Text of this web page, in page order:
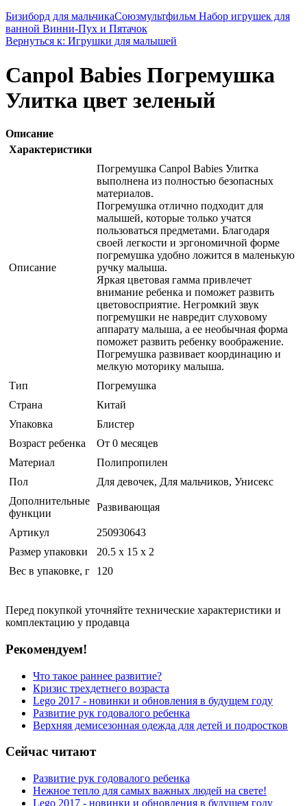
Бизиборд для мальчикаСоюзмультфильм Набор игрушек для
ванной Винни-Пух и Пятачок
Вернуться к: Игрушки для малышей
Canpol Babies Погремушка
Улитка цвет зеленый
Описание
Характеристики
Описание
Погремушка Canpol Babies Улитка
выполнена из полностью безопасных
материалов.
Погремушка отлично подходит для
малышей, которые только учатся
пользоваться предметами. Благодаря
своей легкости и эргономичной форме
погремушка удобно ложится в маленькую
ручку малыша.
Яркая цветовая гамма привлечет
внимание ребенка и поможет развить
цветовосприятие. Негромкий звук
погремушки не навредит слуховому
аппарату малыша, а ее необычная форма
поможет развить ребенку воображение.
Погремушка развивает координацию и
мелкую моторику малыша.
Тип
Погремушка
Страна
Китай
Упаковка
Блистер
Возраст ребенка
От 0 месяцев
Материал
Полипропилен
Пол
Для девочек, Для мальчиков, Унисекс
Дополнительные
функции
Развивающая
Артикул
250930643
Размер упаковки
20.5 x 15 x 2
Вес в упаковке, г
120
Перед покупкой уточняйте технические характеристики и
комплектацию у продавца
Рекомендуем!
Что такое раннее развитие?
Кризис трехдетнего возраста
Lego 2017 - новинки и обновления в будущем году
Развитие рук годовалого ребенка
Верхняя демисезонная одежда для детей и подростков
Сейчас читают
Развитие рук годовалого ребенка
Нежное тепло для самых важных людей на свете!
Lego 2017 - новинки и обновления в будущем году